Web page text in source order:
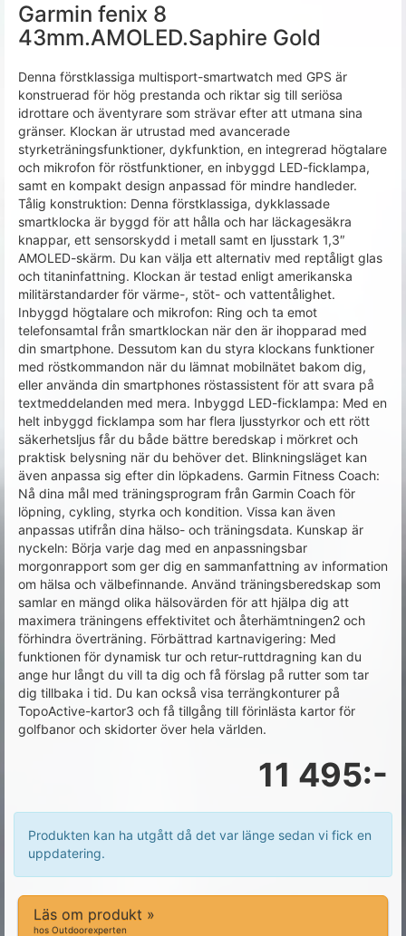
Garmin fenix 8
43mm.AMOLED.Saphire Gold
Denna förstklassiga multisport-smartwatch med GPS är
konstruerad för hög prestanda och riktar sig till seriösa
idrottare och äventyrare som strävar efter att utmana sina
gränser. Klockan är utrustad med avancerade
styrketräningsfunktioner, dykfunktion, en integrerad högtalare
och mikrofon för röstfunktioner, en inbyggd LED-ficklampa,
samt en kompakt design anpassad för mindre handleder.
Tålig konstruktion: Denna förstklassiga, dykklassade
smartklocka är byggd för att hålla och har läckagesäkra
knappar, ett sensorskydd i metall samt en ljusstark 1,3″
AMOLED-skärm. Du kan välja ett alternativ med reptåligt glas
och titaninfattning. Klockan är testad enligt amerikanska
militärstandarder för värme-, stöt- och vattentålighet.
Inbyggd högtalare och mikrofon: Ring och ta emot
telefonsamtal från smartklockan när den är ihopparad med
din smartphone. Dessutom kan du styra klockans funktioner
med röstkommandon när du lämnat mobilnätet bakom dig,
eller använda din smartphones röstassistent för att svara på
textmeddelanden med mera. Inbyggd LED-ficklampa: Med en
helt inbyggd ficklampa som har flera ljusstyrkor och ett rött
säkerhetsljus får du både bättre beredskap i mörkret och
praktisk belysning när du behöver det. Blinkningsläget kan
även anpassa sig efter din löpkadens. Garmin Fitness Coach:
Nå dina mål med träningsprogram från Garmin Coach för
löpning, cykling, styrka och kondition. Vissa kan även
anpassas utifrån dina hälso- och träningsdata. Kunskap är
nyckeln: Börja varje dag med en anpassningsbar
morgonrapport som ger dig en sammanfattning av information
om hälsa och välbefinnande. Använd träningsberedskap som
samlar en mängd olika hälsovärden för att hjälpa dig att
maximera träningens effektivitet och återhämtningen2 och
förhindra överträning. Förbättrad kartnavigering: Med
funktionen för dynamisk tur och retur-ruttdragning kan du
ange hur långt du vill ta dig och få förslag på rutter som tar
dig tillbaka i tid. Du kan också visa terrängkonturer på
TopoActive-kartor3 och få tillgång till förinlästa kartor för
golfbanor och skidorter över hela världen.
11 495:-
Produkten kan ha utgått då det var länge sedan vi fick en
uppdatering.
Läs om produkt »
hos Outdoorexperten